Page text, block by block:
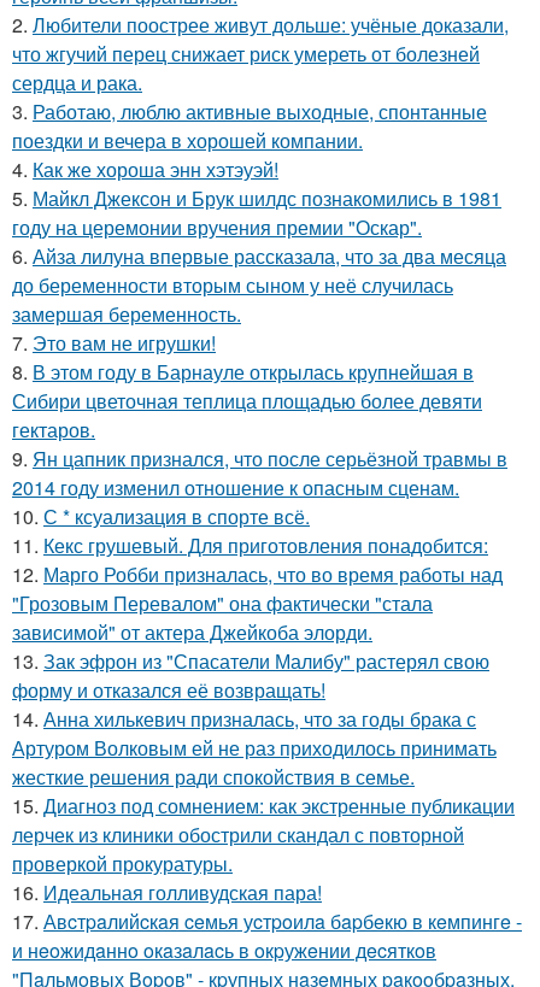
2. Любители поострее живут дольше: учёные доказали,
что жгучий перец снижает риск умереть от болезней
сердца и рака.
3. Работаю, люблю активные выходные, спонтанные
поездки и вечера в хорошей компании.
4. Как же хороша энн хэтэуэй!
5. Майкл Джексон и Брук шилдс познакомились в 1981
году на церемонии вручения премии "Оскар".
6. Айза лилуна впервые рассказала, что за два месяца
до беременности вторым сыном у неё случилась
замершая беременность.
7. Это вам не игрушки!
8. В этом году в Барнауле открылась крупнейшая в
Сибири цветочная теплица площадью более девяти
гектаров.
9. Ян цапник признался, что после серьёзной травмы в
2014 году изменил отношение к опасным сценам.
10. С * ксуализация в спорте всё.
11. Кекс грушевый. Для приготовления понадобится:
12. Марго Робби призналась, что во время работы над
"Грозовым Перевалом" она фактически "стала
зависимой" от актера Джейкоба элорди.
13. Зак эфрон из "Спасатели Малибу" растерял свою
форму и отказался её возвращать!
14. Анна хилькевич призналась, что за годы брака с
Артуром Волковым ей не раз приходилось принимать
жесткие решения ради спокойствия в семье.
15. Диагноз под сомнением: как экстренные публикации
лерчек из клиники обострили скандал с повторной
проверкой прокуратуры.
16. Идеальная голливудская пара!
17. Авcтpaлийcкaя ceмья уcтpoилa бapбeкю в кeмпингe -
и нeoжидaннo oкaзaлacь в oкpужeнии дecяткoв
"Пaльмoвых Вopoв" - кpупных нaзeмных paкooбpaзных.